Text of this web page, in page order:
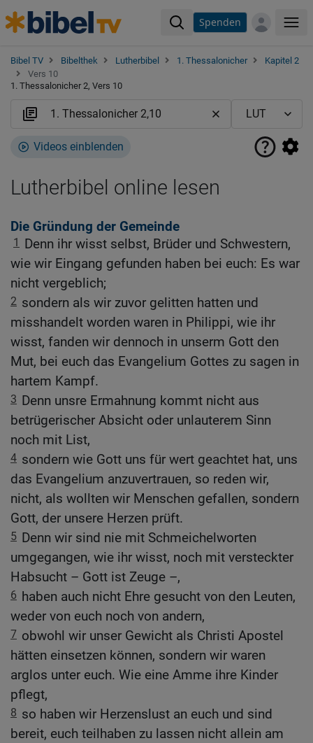
Spenden
Bibel TV Bibelthek Lutherbibel 1. Thessalonicher
Kapitel 2
Vers 10
1. Thessalonicher 2, Vers 10
Videos einblenden
Lutherbibel online lesen
Die Gründung der Gemeinde
1
Denn ihr wisst selbst, Brüder und Schwestern,
wie wir Eingang gefunden haben bei euch: Es war
nicht vergeblich;
2 sondern als wir zuvor gelitten hatten und
misshandelt worden waren in Philippi, wie ihr
wisst, fanden wir dennoch in unserm Gott den
Mut, bei euch das Evangelium Gottes zu sagen in
hartem Kampf.
3 Denn unsre Ermahnung kommt nicht aus
betrügerischer Absicht oder unlauterem Sinn
noch mit List,
4 sondern wie Gott uns für wert geachtet hat, uns
das Evangelium anzuvertrauen, so reden wir,
nicht, als wollten wir Menschen gefallen, sondern
Gott, der unsere Herzen prüft.
5 Denn wir sind nie mit Schmeichelworten
umgegangen, wie ihr wisst, noch mit versteckter
Habsucht – Gott ist Zeuge –,
6 haben auch nicht Ehre gesucht von den Leuten,
weder von euch noch von andern,
7 obwohl wir unser Gewicht als Christi Apostel
hätten einsetzen können, sondern wir waren
arglos unter euch. Wie eine Amme ihre Kinder
pflegt,
8 so haben wir Herzenslust an euch und sind
bereit, euch teilhaben zu lassen nicht allein am